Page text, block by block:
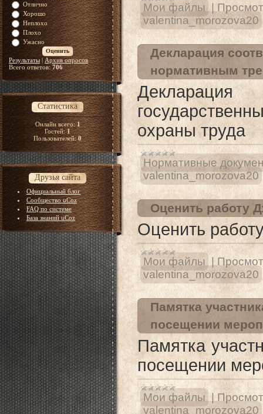
Отлично
Хорошо
Неплохо
Плохо
Ужасно
Результаты| Архив опросов
Всего ответов:706
Статистика
Онлайн всего:1
Гостей:1
Пользователей:0
Друзья сайта
Официальный блог
Сообщество uCoz
FAQ по системе
База знаний uCoz
Мои файлы
valentina_morozova20
Декларация
нормативным
Декларация
охраны труда
Нормативные
valentina_morozova20
Оценить работу
Оценить
Мои файлы |
valentina_morozova20
Памятка
посещении
Памятка
посещении
Мои файлы |
valentina_morozova20